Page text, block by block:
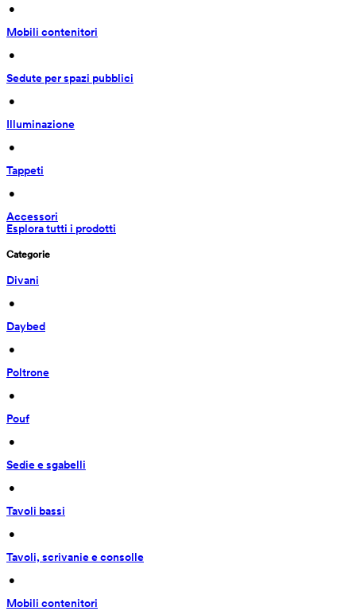
•
Mobili contenitori
•
Sedute per spazi pubblici
•
Illuminazione
•
Tappeti
•
Accessori
Esplora tutti i prodotti
Categorie
Divani
•
Daybed
•
Poltrone
•
Pouf
•
Sedie e sgabelli
•
Tavoli bassi
•
Tavoli, scrivanie e consolle
•
Mobili contenitori